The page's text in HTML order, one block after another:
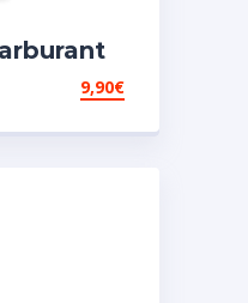
9,90€